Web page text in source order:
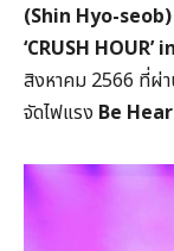
(Shin Hyo-seob)
‘CRUSH HOUR’
สิงหาคม 2566 ที่ผ่
จัดไฟแรง Be